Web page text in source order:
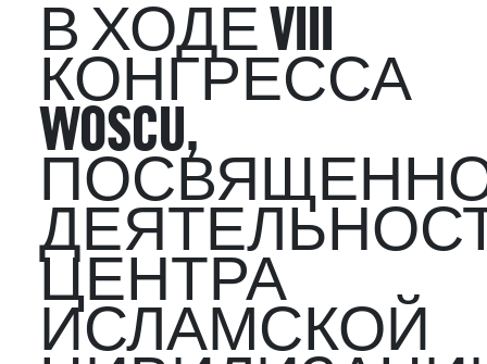
В ХОДЕ VIII
КОНГРЕССА
WOSCU,
ЦЕНТРА
ИСЛАМСКОЙ